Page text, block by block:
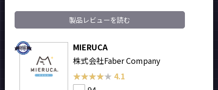
製品レビューを読む
MIERUCA
株式会社Faber Company
★★★★★
★★★★★ 4.1